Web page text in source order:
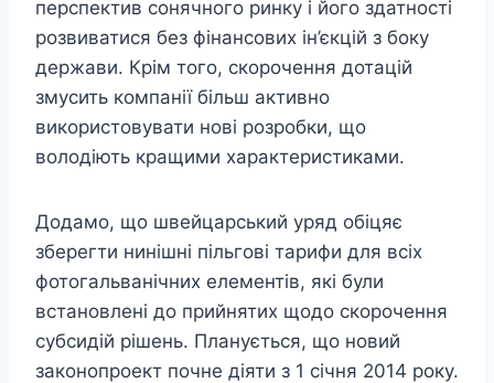
перспектив сонячного ринку і його здатності
розвиватися без фінансових ін’єкцій з боку
держави. Крім того, скорочення дотацій
змусить компанії більш активно
використовувати нові розробки, що
володіють кращими характеристиками.
Додамо, що швейцарський уряд обіцяє
зберегти нинішні пільгові тарифи для всіх
фотогальванічних елементів, які були
встановлені до прийнятих щодо скорочення
субсидій рішень. Планується, що новий
законопроект почне діяти з 1 січня 2014 року.